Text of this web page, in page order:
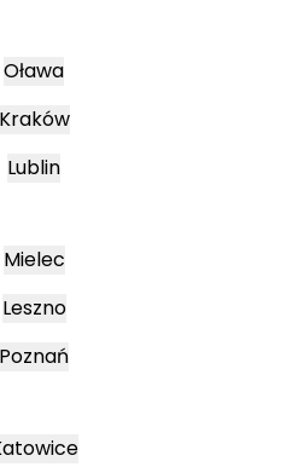
Oława
Kraków
Lublin
Mielec
Leszno
Poznań